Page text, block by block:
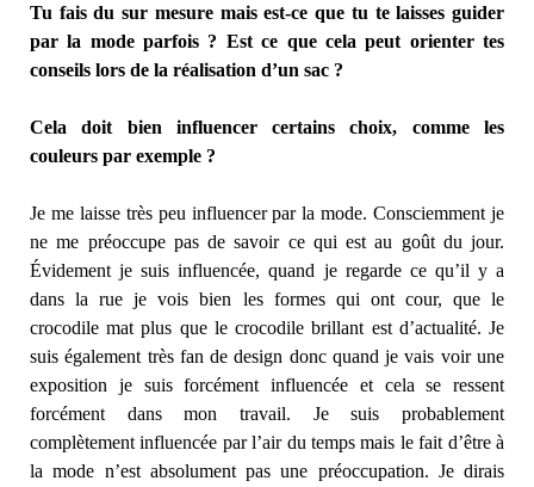
Tu fais du sur mesure mais est-ce que tu te laisses guider
par la mode parfois ? Est ce que cela peut orienter tes
conseils lors de la réalisation d’un sac ?
Cela doit bien influencer certains choix, comme les
couleurs par exemple ?
Je me laisse très peu influencer par la mode. Consciemment je
ne me préoccupe pas de savoir ce qui est au goût du jour.
Évidement je suis influencée, quand je regarde ce qu’il y a
dans la rue je vois bien les formes qui ont cour, que le
crocodile mat plus que le crocodile brillant est d’actualité. Je
suis également très fan de design donc quand je vais voir une
exposition je suis forcément influencée et cela se ressent
forcément dans mon travail. Je suis probablement
complètement influencée par l’air du temps mais le fait d’être à
la mode n’est absolument pas une préoccupation. Je dirais